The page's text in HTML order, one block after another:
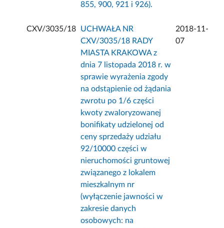
855, 900, 921 i 926).
CXV/3035/18
UCHWAŁA NR
CXV/3035/18 RADY
MIASTA KRAKOWA z
dnia 7 listopada 2018 r. w
sprawie wyrażenia zgody
na odstąpienie od żądania
zwrotu po 1/6 części
kwoty zwaloryzowanej
bonifikaty udzielonej od
ceny sprzedaży udziału
92/10000 części w
nieruchomości gruntowej
związanego z lokalem
mieszkalnym nr
(wyłączenie jawności w
zakresie danych
osobowych: na
2018-11-
07